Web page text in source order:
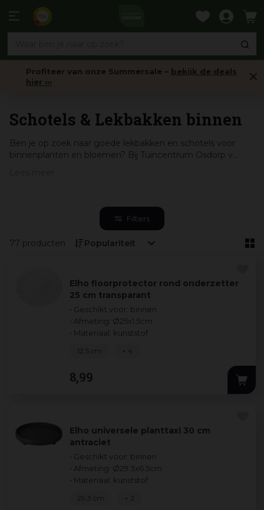
naar
Profiteer van onze Summersale – bekijk de deals
hier ›››
Schotels & Lekbakken binnen
Ben je op zoek naar goede lekbakken en schotels voor
binnenplanten en bloemen? Bij Tuincentrum Osdorp v...
Filters
77 producten
Elho floorprotector rond onderzetter
25 cm transparant
• Geschikt voor: binnen
• Afmeting: Ø25x1.5cm
• Materiaal: kunststof
8,99
12,5 cm + 4
Elho universele planttaxi 30 cm
antraciet
• Geschikt voor: binnen
• Afmeting: Ø29.3x6.5cm
• Materiaal: kunststof
29,3 cm + 2